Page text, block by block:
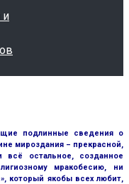
и
подлинные сведения о
мироздания – прекрасной,
всё остальное, созданное
мракобесию, ни
который якобы всех любит,